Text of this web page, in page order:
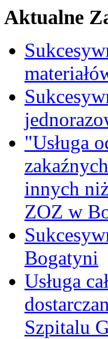
Aktualne
"Usługa
innych
ZOZ w
Bogatyni
Usługa
Szpitalu